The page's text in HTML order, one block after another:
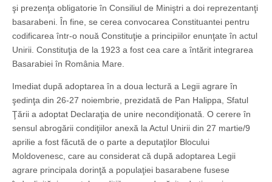
şi prezenţa obligatorie în Consiliul de Miniştri a doi reprezentanţi
basarabeni. În fine, se cerea convocarea Constituantei pentru
codificarea într-o nouă Constituţie a principiilor enunţate în actul
Unirii. Constituţia de la 1923 a fost cea care a întărit integrarea
Basarabiei în România Mare.
Imediat după adoptarea în a doua lectură a Legii agrare în
şedinţa din 26-27 noiembrie, prezidată de Pan Halippa, Sfatul
Ţării a adoptat Declaraţia de unire necondiţionată. O cerere în
sensul abrogării condiţiilor anexă la Actul Unirii din 27 martie/9
aprilie a fost făcută de o parte a deputaţilor Blocului
Moldovenesc, care au considerat că după adoptarea Legii
agrare principala dorinţă a populaţiei basarabene fusese